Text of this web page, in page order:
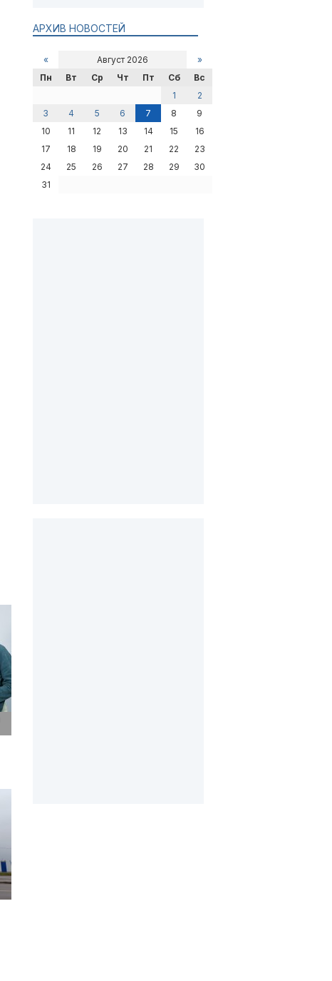
АРХИВ НОВОСТЕЙ
« Август 2026
»
Пн
Вт Ср Чт Пт Сб
Вс
1
2
3
4 5 6 7 8
9
10
11 12 13 14 15
16
17
18 19 20 21 22
23
24
25 26 27 28 29
30
31